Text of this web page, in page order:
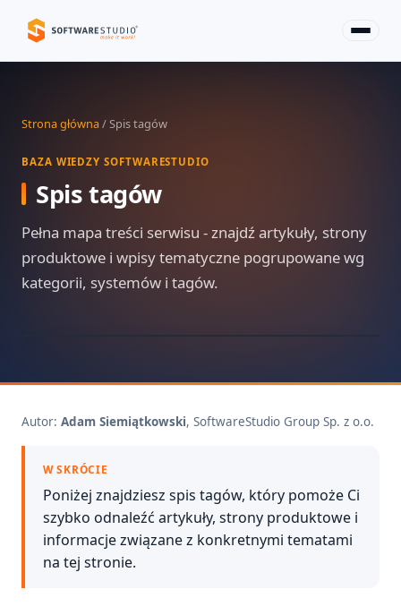
Strona główna/ Spis tagów
BAZA WIEDZY SOFTWARESTUDIO
Spis tagów
Pełna mapa treści serwisu - znajdź artykuły, strony
produktowe i wpisy tematyczne pogrupowane wg
kategorii, systemów i tagów.
Autor: Adam Siemiątkowski, SoftwareStudio Group Sp. z o.o.
W SKRÓCIE
Poniżej znajdziesz spis tagów, który pomoże Ci
szybko odnaleźć artykuły, strony produktowe i
informacje związane z konkretnymi tematami
na tej stronie.